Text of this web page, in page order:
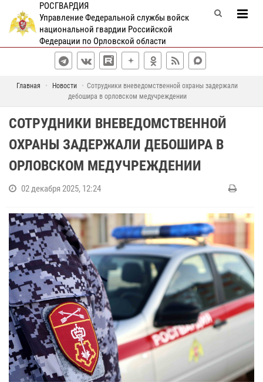
РОСГВАРДИЯ
Управление Федеральной службы войск
национальной гвардии Российской
Федерации по Орловской области
Главная Новости
Сотрудники вневедомственной охраны задержали
дебошира в орловском медучреждении
СОТРУДНИКИ ВНЕВЕДОМСТВЕННОЙ
ОХРАНЫ ЗАДЕРЖАЛИ ДЕБОШИРА В
ОРЛОВСКОМ МЕДУЧРЕЖДЕНИИ
02 декабря 2025, 12:24